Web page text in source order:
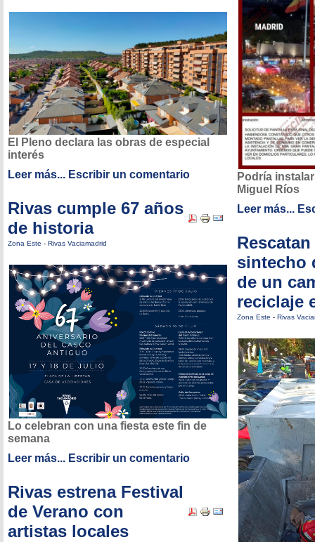
El Pleno declara las obras de especial
interés
Leer más... Escribir un comentario
Rivas cumple 67 años
de historia
Zona Este - Rivas Vaciamadrid
Lo celebran con una fiesta este fin de
semana
Leer más... Escribir un comentario
Rivas estrena Festival
de Verano con
artistas locales
Podría
Miguel Ríos
Leer más...
sintecho
de un
reciclaje
Zona Este - Rivas